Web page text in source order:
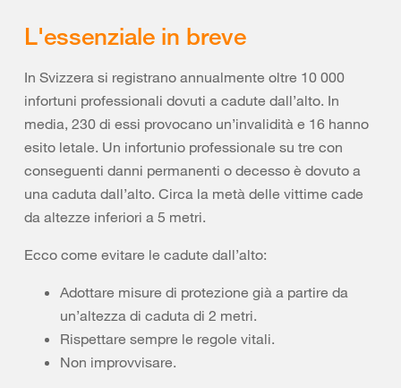
L'essenziale in breve
In Svizzera si registrano annualmente oltre 10 000
infortuni professionali dovuti a cadute dall’alto. In
media, 230 di essi provocano un’invalidità e 16 hanno
esito letale. Un infortunio professionale su tre con
conseguenti danni permanenti o decesso è dovuto a
una caduta dall’alto. Circa la metà delle vittime cade
da altezze inferiori a 5 metri.
Ecco come evitare le cadute dall’alto:
Adottare misure di protezione già a partire da
un’altezza di caduta di 2 metri.
Rispettare sempre le regole vitali.
Non improvvisare.